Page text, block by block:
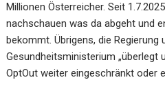
Millionen Österreicher. Seit
nachschauen was da abgeht und
bekommt. Übrigens, die Regierung
Gesundheitsministerium „überlegt
OptOut weiter eingeschränkt oder